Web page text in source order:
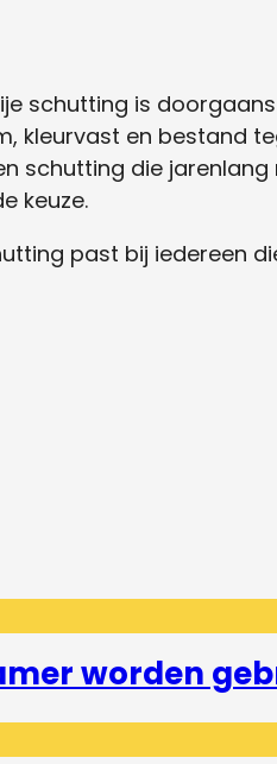
schutting is
kleurvast en bestand
schutting die
keuze.
past bij iedereen
worden